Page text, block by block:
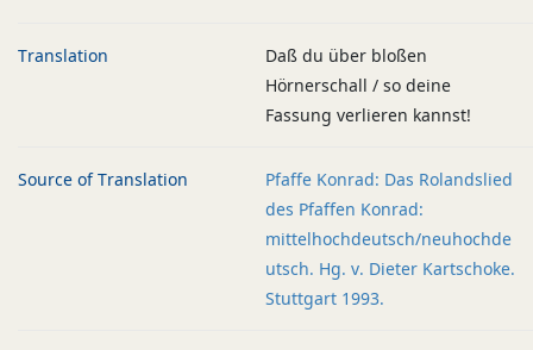
Translation
Daß du über bloßen
Hörnerschall / so deine
Fassung verlieren kannst!
Source of Translation
Pfaffe Konrad: Das Rolandslied
des Pfaffen Konrad:
mittelhochdeutsch/neuhochde
utsch. Hg. v. Dieter Kartschoke.
Stuttgart 1993.